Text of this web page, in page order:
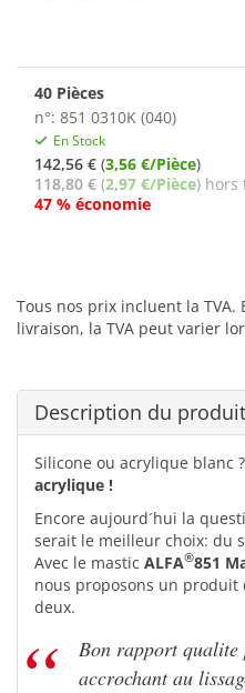
40 Pièces
n°: 851 0310K (040)
En Stock
142,56 € (3,56 €/Pièce)
118,80 € (2,97 €/Pièce) hors
47 % économie
Tous nos prix incluent la TVA.
livraison, la TVA peut varier
Description du produit
Silicone ou acrylique blanc ?
acrylique !
Encore aujourd´hui la
serait le meilleur choix: du
Avec le mastic ALFA®851
nous proposons un
deux.
Bon rapport qualite
accrochant au